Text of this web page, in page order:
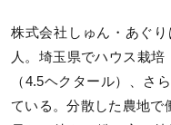
株式会社しゅん・あぐ
人。埼玉県でハウス栽
（4.5ヘクタール）、さ
ている。分散した農地で